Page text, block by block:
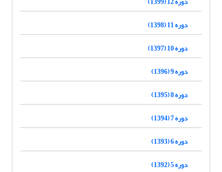
دوره 11 (1398)
دوره 10 (1397)
دوره 9 (1396)
دوره 8 (1395)
دوره 7 (1394)
دوره 6 (1393)
دوره 5 (1392)